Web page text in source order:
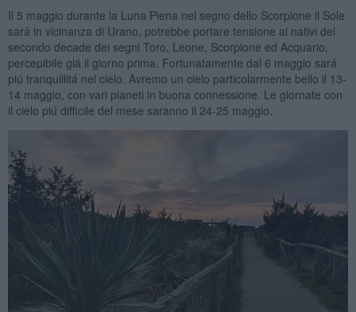
Il 5 maggio durante la Luna Piena nel segno dello Scorpione il Sole
sará in vicinanza di Urano, potrebbe portare tensione ai nativi del
secondo decade dei segni Toro, Leone, Scorpione ed Acquario,
percepibile giá il giorno prima. Fortunatamente dal 6 maggio sará
piú tranquillitá nel cielo. Avremo un cielo particolarmente bello il 13-
14 maggio, con vari pianeti in buona connessione. Le giornate con
il cielo piú difficile del mese saranno il 24-25 maggio.